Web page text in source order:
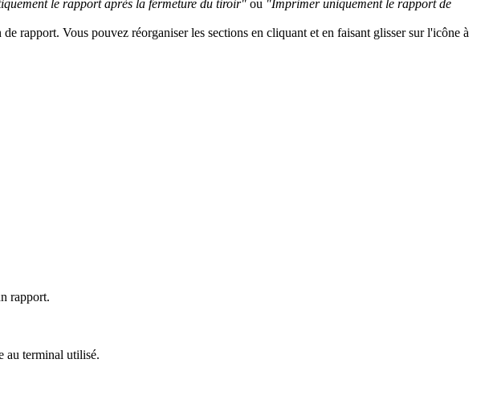
le rapport après la fermeture du tiroir" ou "Imprimer uniquement le rapport de
rapport. Vous pouvez réorganiser les sections en cliquant et en faisant glisser sur l'icône à
rapport.
au terminal utilisé.